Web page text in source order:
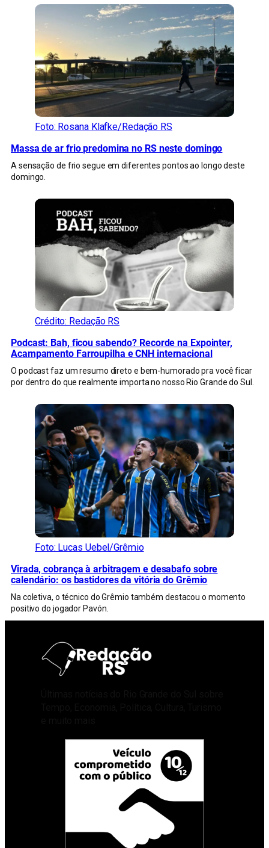
Foto: Rosana Klafke/Redação RS
Massa de ar frio predomina no RS neste domingo
A sensação de frio segue em diferentes pontos ao longo deste
domingo.
Crédito: Redação RS
Podcast: Bah, ficou sabendo? Recorde na Expointer,
Acampamento Farroupilha e CNH internacional
O podcast faz um resumo direto e bem-humorado pra você ficar
por dentro do que realmente importa no nosso Rio Grande do Sul.
Foto: Lucas Uebel/Grêmio
Virada, cobrança à arbitragem e desabafo sobre
calendário: os bastidores da vitória do Grêmio
Na coletiva, o técnico do Grêmio também destacou o momento
positivo do jogador Pavón.